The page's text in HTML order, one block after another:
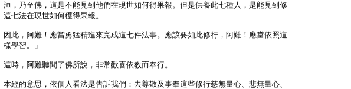
洹，乃至佛，這是不能見到他們在現世如何得果報。但是供養此七種人，是能見到修
這七法在現世如何穫得果報。
因此，阿難！應當勇猛精進來完成這七件法事。應該要如此修行，阿難！應當依照這
樣學習。」
這時，阿難聽聞了佛所說，非常歡喜依教而奉行。
本經的意思，依個人看法是告訴我們：去尊敬及事奉這些修行慈無量心、悲無量心、